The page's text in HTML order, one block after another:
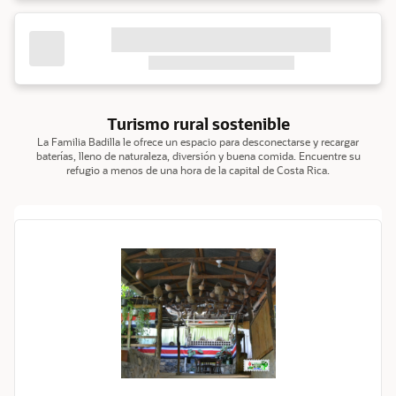
Turismo rural sostenible
La Familia Badilla le ofrece un espacio para desconectarse y recargar
baterías, lleno de naturaleza, diversión y buena comida. Encuentre su
refugio a menos de una hora de la capital de Costa Rica.